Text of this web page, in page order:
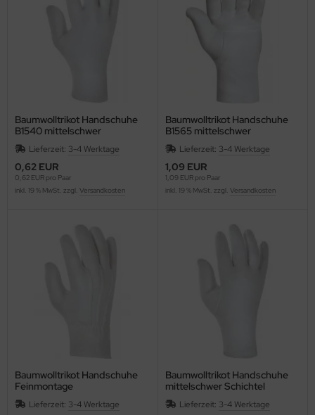
Baumwolltrikot Handschuhe
B1540 mittelschwer
Lieferzeit: 3-4 Werktage
0,62 EUR
0,62 EUR pro Paar
inkl. 19 % MwSt. zzgl. Versandkosten
Baumwolltrikot Handschuhe
B1565 mittelschwer
Lieferzeit: 3-4 Werktage
1,09 EUR
1,09 EUR pro Paar
inkl. 19 % MwSt. zzgl. Versandkosten
Baumwolltrikot Handschuhe
Feinmontage
Lieferzeit: 3-4 Werktage
Baumwolltrikot Handschuhe
mittelschwer Schichtel
Lieferzeit: 3-4 Werktage